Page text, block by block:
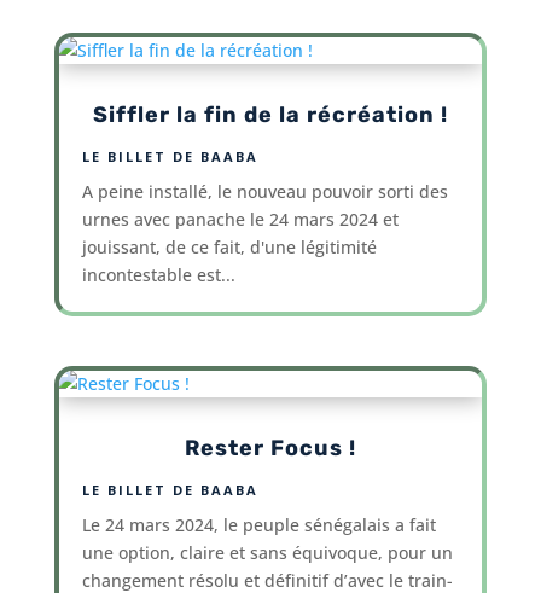
Siffler la fin de la récréation !
LE BILLET DE BAABA
A peine installé, le nouveau pouvoir sorti des
urnes avec panache le 24 mars 2024 et
jouissant, de ce fait, d'une légitimité
incontestable est...
Rester Focus !
LE BILLET DE BAABA
Le 24 mars 2024, le peuple sénégalais a fait
une option, claire et sans équivoque, pour un
changement résolu et définitif d’avec le train-